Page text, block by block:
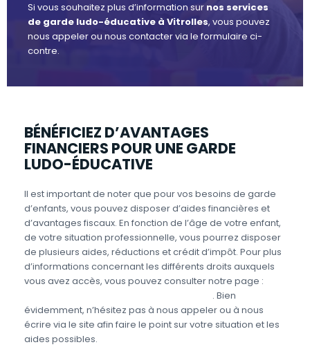
Si vous souhaitez plus d’information sur nos services
de garde ludo-éducative à Vitrolles, vous pouvez
nous appeler ou nous contacter via le formulaire ci-
contre.
BÉNÉFICIEZ D’AVANTAGES
FINANCIERS POUR UNE GARDE
LUDO-ÉDUCATIVE
Il est important de noter que pour vos besoins de garde
d’enfants, vous pouvez disposer d’aides financières et
d’avantages fiscaux. En fonction de l’âge de votre enfant,
de votre situation professionnelle, vous pourrez disposer
de plusieurs aides, réductions et crédit d’impôt. Pour plus
d’informations concernant les différents droits auxquels
vous avez accès, vous pouvez consulter notre page :
. Bien
évidemment, n’hésitez pas à nous appeler ou à nous
écrire via le site afin faire le point sur votre situation et les
aides possibles.